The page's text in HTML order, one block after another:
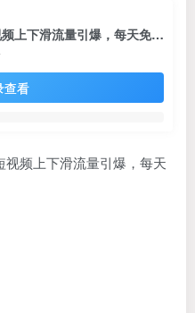
引爆淘宝短视频流量，淘宝短视频上下滑流量引爆，每天免费获取大几万高转化
查看